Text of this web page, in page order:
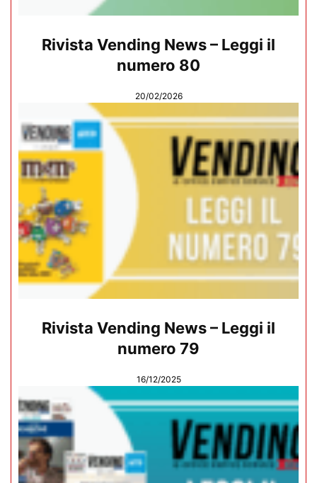
Rivista Vending News – Leggi il
numero 80
20/02/2026
Rivista Vending News – Leggi il
numero 79
16/12/2025